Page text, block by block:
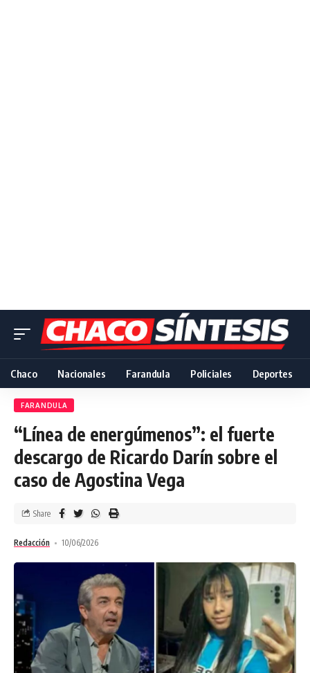
Chaco Nacionales Farandula Policiales Deportes
FARANDULA
“Línea de energúmenos”: el fuerte
descargo de Ricardo Darín sobre el
caso de Agostina Vega
Redacción 10/06/2026
Share